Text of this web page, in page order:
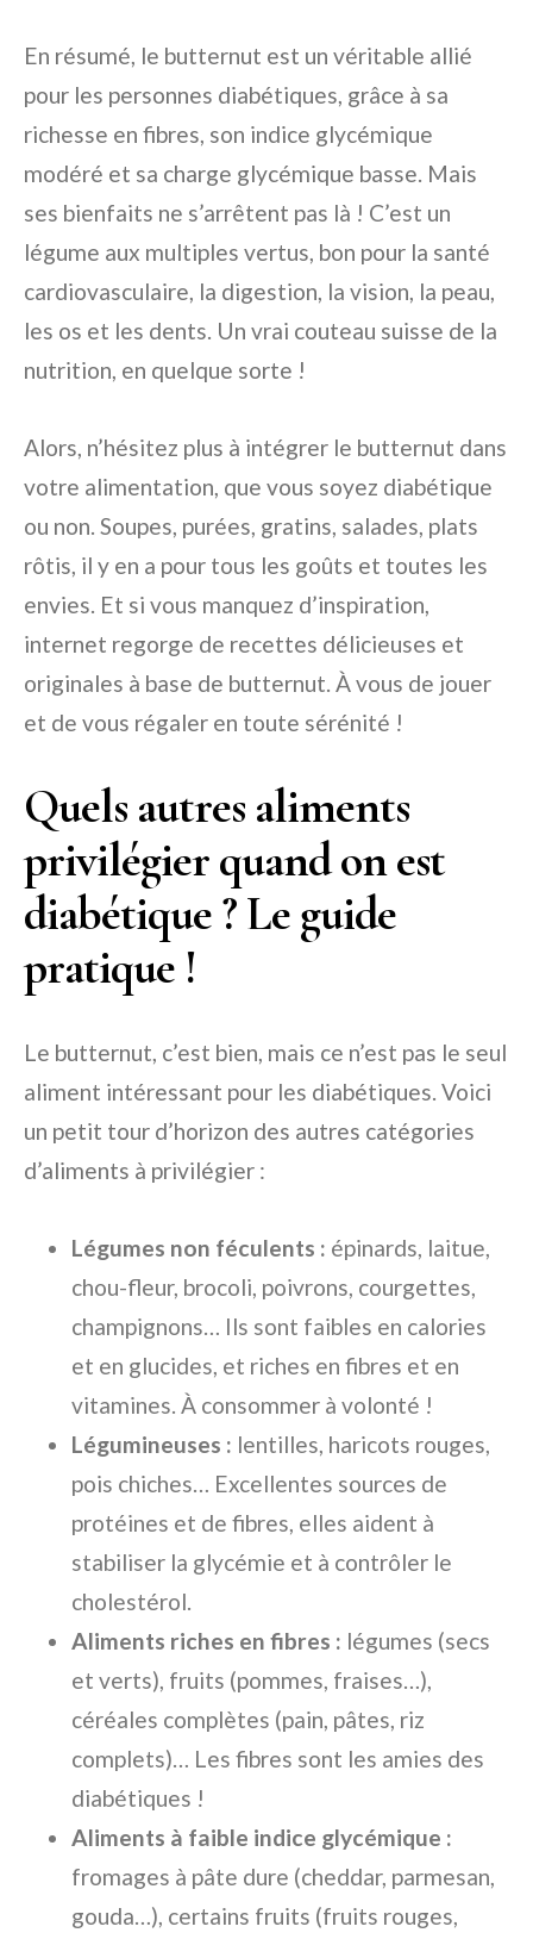
En résumé, le butternut est un véritable allié
pour les personnes diabétiques, grâce à sa
richesse en fibres, son indice glycémique
modéré et sa charge glycémique basse. Mais
ses bienfaits ne s’arrêtent pas là ! C’est un
légume aux multiples vertus, bon pour la santé
cardiovasculaire, la digestion, la vision, la peau,
les os et les dents. Un vrai couteau suisse de la
nutrition, en quelque sorte !
Alors, n’hésitez plus à intégrer le butternut dans
votre alimentation, que vous soyez diabétique
ou non. Soupes, purées, gratins, salades, plats
rôtis, il y en a pour tous les goûts et toutes les
envies. Et si vous manquez d’inspiration,
internet regorge de recettes délicieuses et
originales à base de butternut. À vous de jouer
et de vous régaler en toute sérénité !
Quels autres aliments
privilégier quand on est
diabétique ? Le guide
pratique !
Le butternut, c’est bien, mais ce n’est pas le seul
aliment intéressant pour les diabétiques. Voici
un petit tour d’horizon des autres catégories
d’aliments à privilégier :
Légumes non féculents : épinards, laitue,
chou-fleur, brocoli, poivrons, courgettes,
champignons… Ils sont faibles en calories
et en glucides, et riches en fibres et en
vitamines. À consommer à volonté !
Légumineuses : lentilles, haricots rouges,
pois chiches… Excellentes sources de
protéines et de fibres, elles aident à
stabiliser la glycémie et à contrôler le
cholestérol.
Aliments riches en fibres : légumes (secs
et verts), fruits (pommes, fraises…),
céréales complètes (pain, pâtes, riz
complets)… Les fibres sont les amies des
diabétiques !
Aliments à faible indice glycémique :
fromages à pâte dure (cheddar, parmesan,
gouda…), certains fruits (fruits rouges,